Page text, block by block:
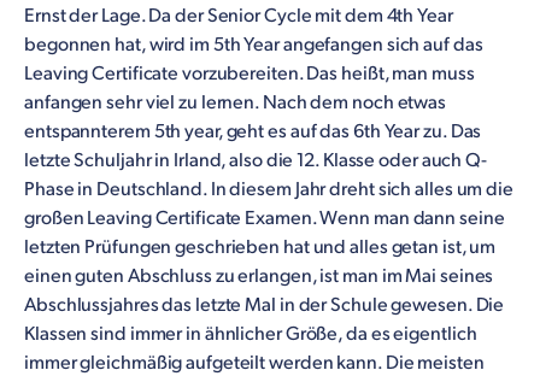
Ernst der Lage. Da der Senior Cycle mit dem 4th Year
begonnen hat, wird im 5th Year angefangen sich auf das
Leaving Certificate vorzubereiten. Das heißt, man muss
anfangen sehr viel zu lernen. Nach dem noch etwas
entspannterem 5th year, geht es auf das 6th Year zu. Das
letzte Schuljahr in Irland, also die 12. Klasse oder auch Q-
Phase in Deutschland. In diesem Jahr dreht sich alles um die
großen Leaving Certificate Examen. Wenn man dann seine
letzten Prüfungen geschrieben hat und alles getan ist, um
einen guten Abschluss zu erlangen, ist man im Mai seines
Abschlussjahres das letzte Mal in der Schule gewesen. Die
Klassen sind immer in ähnlicher Größe, da es eigentlich
immer gleichmäßig aufgeteilt werden kann. Die meisten